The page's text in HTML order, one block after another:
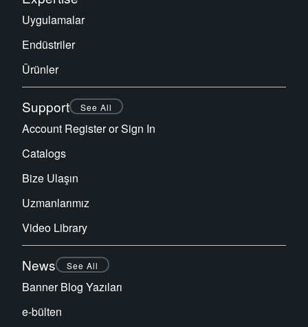
Uygulamalar
Endüstriler
Ürünler
Support See All
Account Register or Sign In
Catalogs
Bize Ulaşın
Uzmanlarımız
Video Library
News See All
Banner Blog Yazıları
e-bülten